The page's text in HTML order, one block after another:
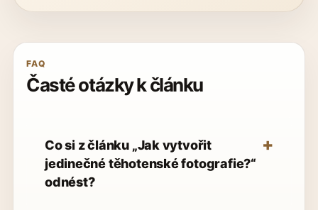
FAQ
Časté otázky k článku
Co si z článku „Jak vytvořit
jedinečné těhotenské fotografie?“
odnést?